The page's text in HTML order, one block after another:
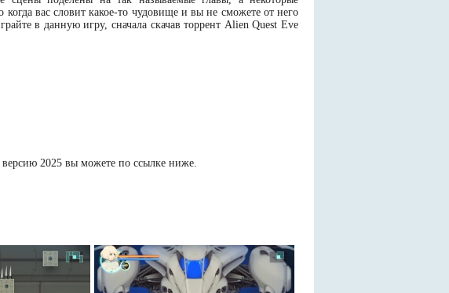
вас словит какое-то чудовище и вы не сможете от него
в данную игру, сначала скачав торрент Alien Quest Eve
версию 2025 вы можете по ссылке ниже.